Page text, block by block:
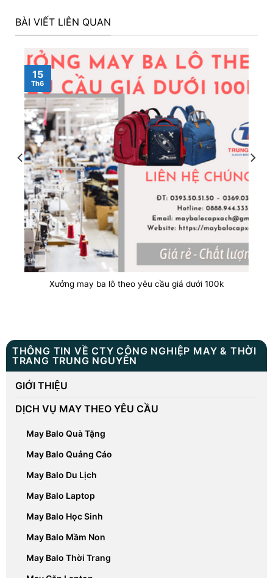
THÔNG TIN VỀ CTY CÔNG NGHIỆP MAY & THỜI
TRANG TRUNG NGUYÊN
GIỚI THIỆU
DỊCH VỤ MAY THEO YÊU CẦU
May Balo Quà Tặng
May Balo Quảng Cáo
May Balo Du Lịch
May Balo Laptop
May Balo Học Sinh
May Balo Mầm Non
May Balo Thời Trang
BÀI VIẾT LIÊN QUAN
Xưởng may ba lô theo yêu cầu giá dưới 100k
15
Th6